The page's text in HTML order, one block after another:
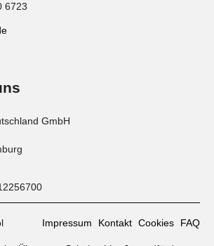
6723
GmbH
Impressum Kontakt Cookies FAQ